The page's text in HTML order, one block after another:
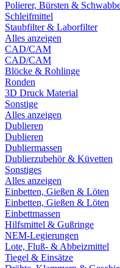
Polierer, Bürsten &
Schleifmittel
Staubfilter & Laborfilter
Alles anzeigen
CAD/CAM
CAD/CAM
Blöcke & Rohlinge
Ronden
3D Druck Material
Sonstige
Alles anzeigen
Dublieren
Dublieren
Dubliermassen
Dublierzubehör & Küvetten
Sonstiges
Alles anzeigen
Einbetten, Gießen & Löten
Einbetten, Gießen & Löten
Einbettmassen
Hilfsmittel & Gußringe
NEM-Legierungen
Lote, Fluß- & Abbeizmittel
Tiegel & Einsätze